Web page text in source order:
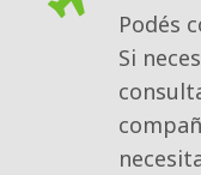
Podés
Si